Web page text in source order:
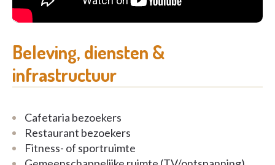
Voor de ondersteuning van uw sociale contacten
zijn er gemeenschappelijke ontmoetingsruimtes en
U voelt zich bij ons thuis zoals op hotel !
Beleving, diensten &
infrastructuur
Cafetaria bezoekers
Restaurant bezoekers
Fitness- of sportruimte